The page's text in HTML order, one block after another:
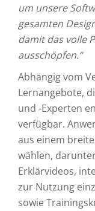
um unsere
gesamten
damit das volle
ausschöpfen.“
Abhängig vom
Lernangebote,
und -Experten
verfügbar.
aus einem
wählen,
Erklärvideos,
zur Nutzung
sowie